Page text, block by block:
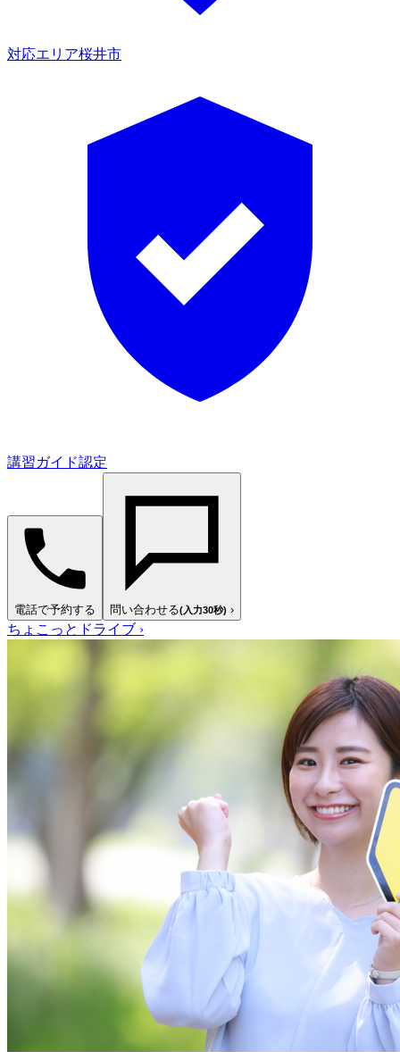
対応エリア桜井市
講習ガイド認定
電話で予約する 問い合わせる(入力30秒) ›
ちょこっとドライブ ›